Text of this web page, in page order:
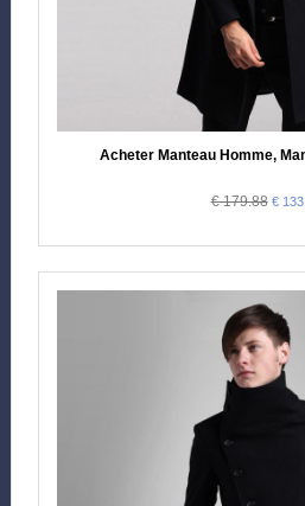
Acheter Manteau Homme,
€ 179.88 €